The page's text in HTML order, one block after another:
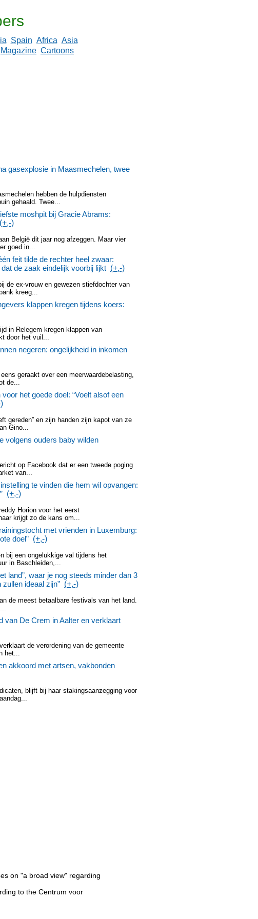
Spain Africa Asia
Magazine Cartoons
gasexplosie in Maasmechelen, twee
hebben de hulpdiensten
gehaald. Twee...
moshpit bij Gracie Abrams:
(+,-)
België dit jaar nog afzeggen. Maar vier
goed in...
feit tilde de rechter heel zwaar:
de zaak eindelijk voorbij lijkt (+,-)
de ex-vrouw en gewezen stiefdochter van
kreeg...
klappen kregen tijdens koers:
in Relegem kregen klappen van
door het vuil...
negeren: ongelijkheid in inkomen
geraakt over een meerwaardebelasting,
de...
het goede doel: “Voelt alsof een
gereden” en zijn handen zijn kapot van ze
Gino...
volgens ouders baby wilden
op Facebook dat er een tweede poging
van...
te vinden die hem wil opvangen:
(+,-)
Horion voor het eerst
krijgt zo de kans om...
met vrienden in Luxemburg:
doel” (+,-)
bij een ongelukkige val tijdens het
in Baschleiden,...
land”, waar je nog steeds minder dan 3
ideaal zijn” (+,-)
de meest betaalbare festivals van het land.
van De Crem in Aalter en verklaart
de verordening van de gemeente
het...
akkoord met artsen, vakbonden
blijft bij haar stakingsaanzegging voor
on "a broad view" regarding
to the Centrum voor